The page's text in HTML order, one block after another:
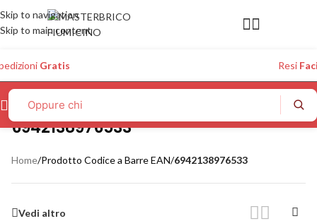
Skip to navigation
Skip to main content
Gratis Resi
6942138976533
Home/Prodotto Codice a Barre EAN/6942138976533
Vedi altro